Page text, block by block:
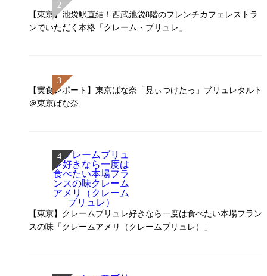
【東京】池袋駅直結！西武池袋8階のフレンチカフェレストラ
ンでいただく本格「クレーム・ブリュレ」
【実食レポート】東京ばな奈「見ぃつけたっ」ブリュレタルト
＠東京ばな奈
【東京】クレームブリュレ好きなら一度は食べたい本場フラン
スの味「クレームアメリ（クレームブリュレ）」